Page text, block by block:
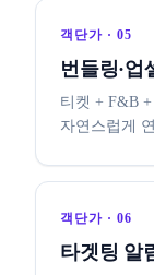
객단가 · 05
번들링·업
티켓 + F&B
자연스럽게
객단가 · 06
타겟팅 알